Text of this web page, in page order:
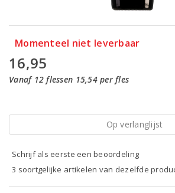
Momenteel niet leverbaar
16,95
Vanaf 12 flessen 15,54 per fles
Op verlanglijst
Schrijf als eerste een beoordeling
3 soortgelijke artikelen van dezelfde